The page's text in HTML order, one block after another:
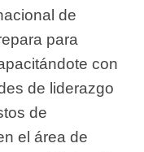
de
para
con
de liderazgo
de
el área de